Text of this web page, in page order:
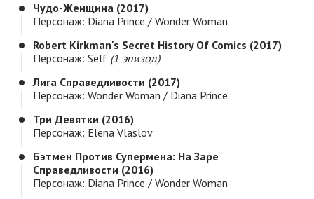
Чудо-Женщина (2017)
Персонаж: Diana Prince / Wonder Woman
Robert Kirkman's Secret History Of Comics (2017)
Персонаж: Self (1 эпизод)
Лига Справедливости (2017)
Персонаж: Wonder Woman / Diana Prince
Три Девятки (2016)
Персонаж: Elena Vlaslov
Бэтмен Против Супермена: На Заре
Справедливости (2016)
Персонаж: Diana Prince / Wonder Woman